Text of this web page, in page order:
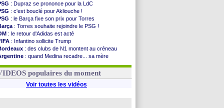
: Dupraz se prononce pour la LdC
: c'est bouclé pour Akliouche !
: le Barça fixe son prix pour Torres
: Torres souhaite rejoindre le PSG !
: le retour d'Adidas est acté
: Infantino sollicite Trump
: des clubs de N1 montent au créneau
: quand Medina recadre... sa mère
: Paixão attire un 2e club anglais
populaires du moment
Voir toutes les vidéos